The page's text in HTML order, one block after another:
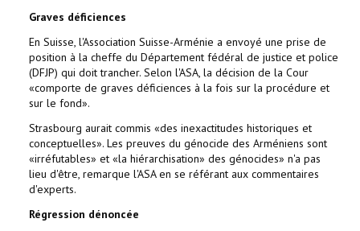
Graves déficiences
En Suisse, l'Association Suisse-Arménie a envoyé une prise de
position à la cheffe du Département fédéral de justice et police
(DFJP) qui doit trancher. Selon l'ASA, la décision de la Cour
«comporte de graves déficiences à la fois sur la procédure et
sur le fond».
Strasbourg aurait commis «des inexactitudes historiques et
conceptuelles». Les preuves du génocide des Arméniens sont
«irréfutables» et «la hiérarchisation» des génocides» n'a pas
lieu d'être, remarque l'ASA en se référant aux commentaires
d'experts.
Régression dénoncée